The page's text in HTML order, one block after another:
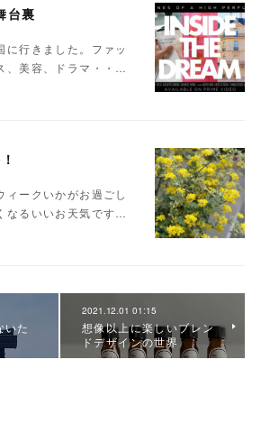
台裏
に行きました。ファッ
、美容、ドラマ・・…
ィークいかがお過ごし
なるいいお天気です…
いた
2021.12.01 01:15
想像以上に楽しいブレン
ドデザインの世界